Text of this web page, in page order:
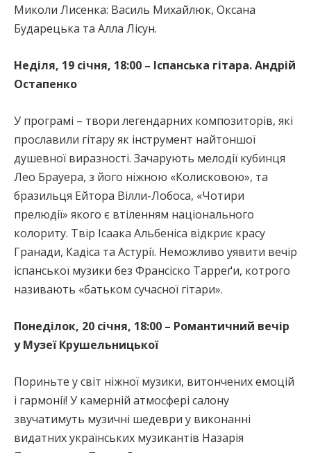
Миколи Лисенка: Василь Михайлюк, Оксана
Бударецька та Алла Лісун.
Неділя, 19 січня, 18:00 – Іспанська гітара. Андрій
Остапенко
У програмі – твори легендарних композиторів, які
прославили гітару як інструмент найтоншої
душевної виразності. Зачарують мелодії кубинця
Лео Брауера, з його ніжною «Колисковою», та
бразильця Ейтора Вілли-Лобоса, «Чотири
прелюдії» якого є втіленням національного
колориту. Твір Ісаака Альбеніса відкриє красу
Гранади, Кадіса та Астурії. Неможливо уявити вечір
іспанської музики без Франсіско Тарреґи, котрого
називають «батьком сучасної гітари».
Понеділок, 20 січня, 18:00 – Романтичний вечір
у Музеї Крушельницької
Пориньте у світ ніжної музики, витончених емоцій
і гармонії! У камерній атмосфері салону
звучатимуть музичні шедеври у виконанні
видатних українських музикантів Назарія